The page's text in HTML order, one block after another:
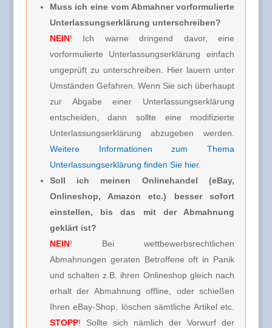
Muss ich eine vom Abmahner vorformulierte
Unterlassungserklärung unterschreiben?
NEIN! Ich warne dringend davor, eine
vorformulierte Unterlassungserklärung einfach
ungeprüft zu unterschreiben. Hier lauern unter
Umständen Gefahren. Wenn Sie sich überhaupt
zur Abgabe einer Unterlassungserklärung
entscheiden, dann sollte eine modifizierte
Unterlassungserklärung abzugeben werden.
Weitere Informationen zum Thema
Unterlassungserklärung finden Sie hier.
Soll ich meinen Onlinehandel (eBay,
Onlineshop, Amazon etc.) besser sofort
einstellen, bis das mit der Abmahnung
geklärt ist?
NEIN! Bei wettbewerbsrechtlichen
Abmahnungen geraten Betroffene oft in Panik
und schalten z.B. ihren Onlineshop gleich nach
erhalt der Abmahnung offline, oder schießen
Ihren eBay-Shop, löschen sämtliche Artikel etc.
STOPP! Sollte sich nämlich der Vorwurf der